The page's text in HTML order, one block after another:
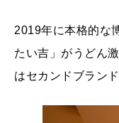
2019年に本格的な
たい吉」がうどん
はセカンドブラン